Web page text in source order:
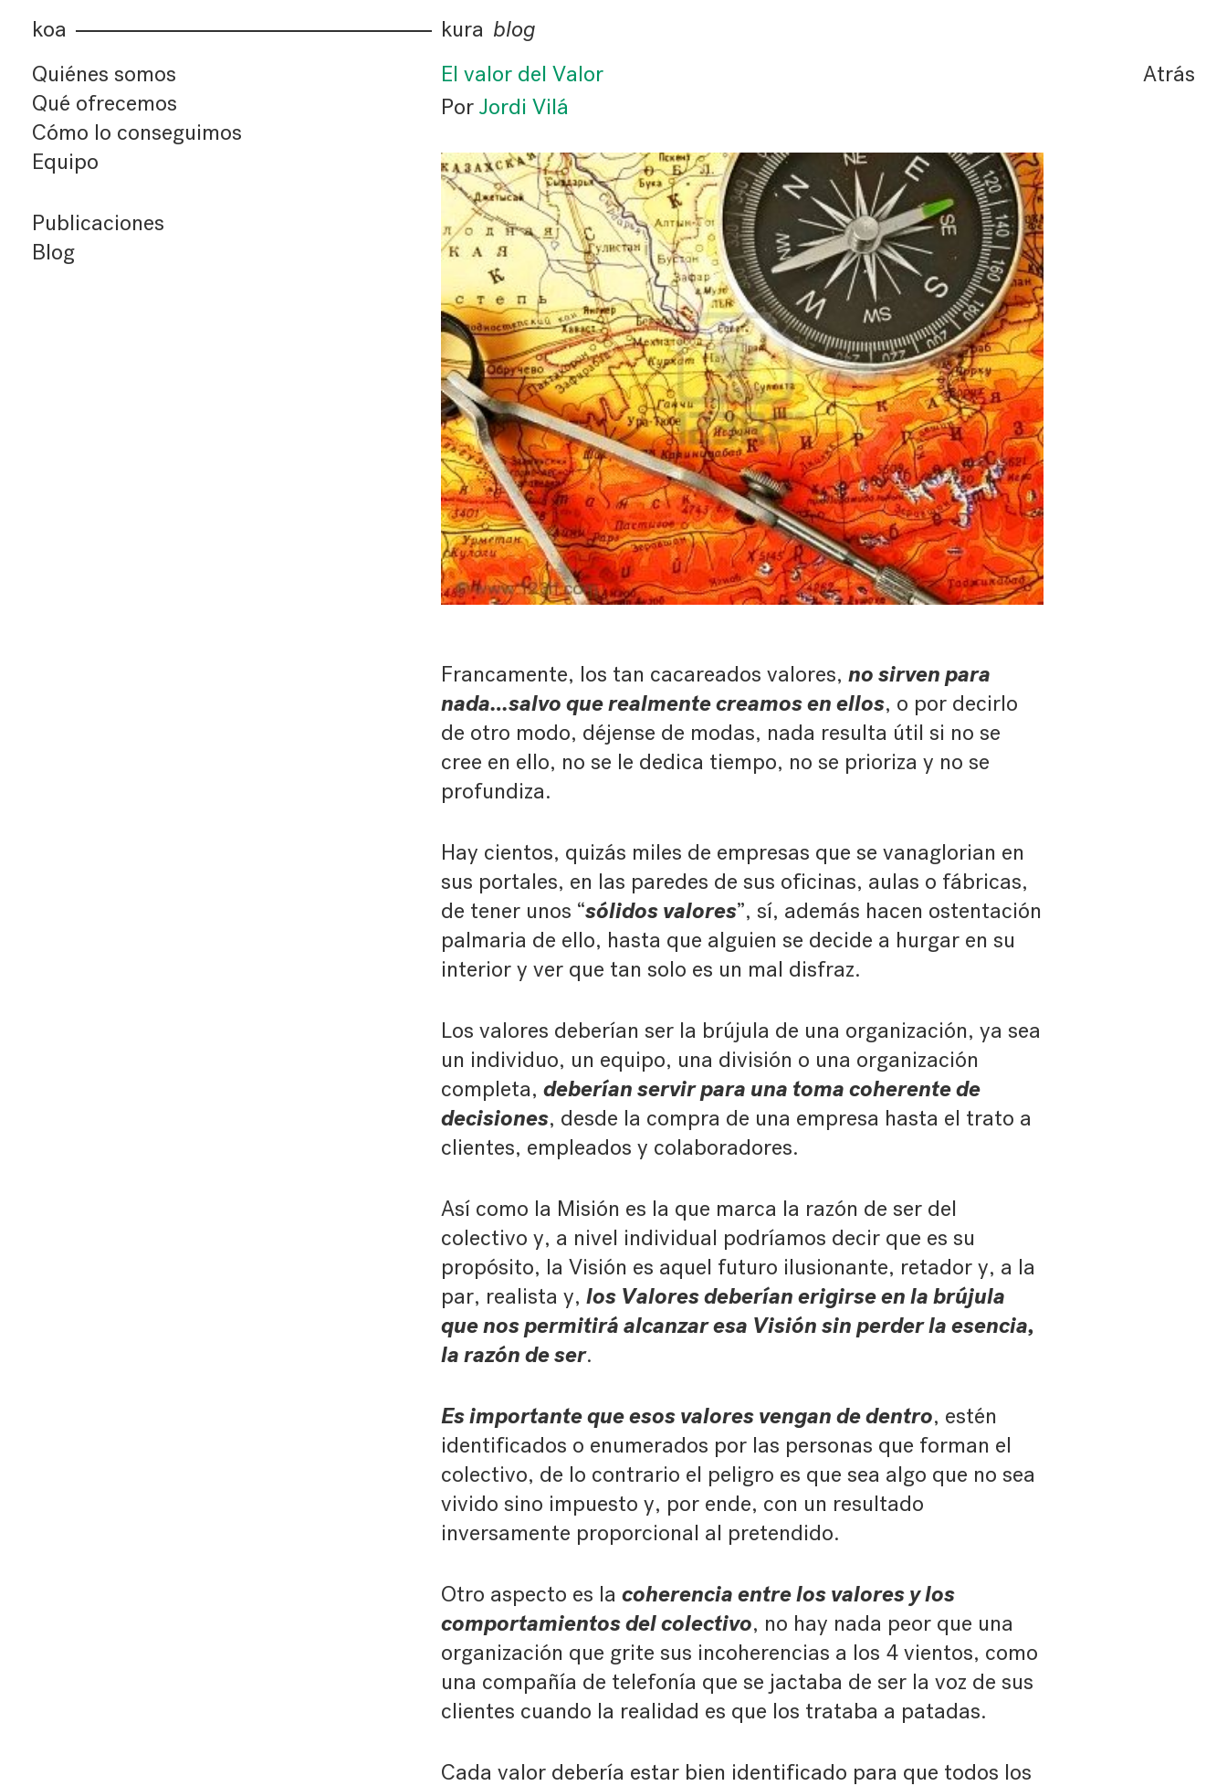
koa kura blog
Quiénes somos
Qué ofrecemos
Cómo lo conseguimos
Equipo
Publicaciones
Blog
El valor del Valor
Atrás
Por Jordi Vilá
Francamente, los tan cacareados valores, no sirven para
nada…salvo que realmente creamos en ellos, o por decirlo
de otro modo, déjense de modas, nada resulta útil si no se
cree en ello, no se le dedica tiempo, no se prioriza y no se
profundiza.
Hay cientos, quizás miles de empresas que se vanaglorian en
sus portales, en las paredes de sus oficinas, aulas o fábricas,
de tener unos “sólidos valores”, sí, además hacen ostentación
palmaria de ello, hasta que alguien se decide a hurgar en su
interior y ver que tan solo es un mal disfraz.
Los valores deberían ser la brújula de una organización, ya sea
un individuo, un equipo, una división o una organización
completa, deberían servir para una toma coherente de
decisiones, desde la compra de una empresa hasta el trato a
clientes, empleados y colaboradores.
Así como la Misión es la que marca la razón de ser del
colectivo y, a nivel individual podríamos decir que es su
propósito, la Visión es aquel futuro ilusionante, retador y, a la
par, realista y, los Valores deberían erigirse en la brújula
que nos permitirá alcanzar esa Visión sin perder la esencia,
la razón de ser.
Es importante que esos valores vengan de dentro, estén
identificados o enumerados por las personas que forman el
colectivo, de lo contrario el peligro es que sea algo que no sea
vivido sino impuesto y, por ende, con un resultado
inversamente proporcional al pretendido.
Otro aspecto es la coherencia entre los valores y los
comportamientos del colectivo, no hay nada peor que una
organización que grite sus incoherencias a los 4 vientos, como
una compañía de telefonía que se jactaba de ser la voz de sus
clientes cuando la realidad es que los trataba a patadas.
Cada valor debería estar bien identificado para que todos los